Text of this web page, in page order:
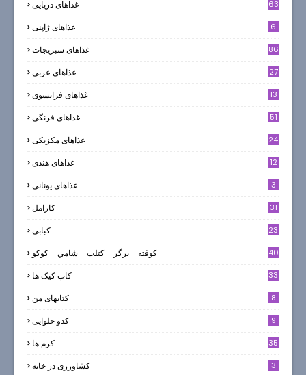
غذاهای دریایی 63
غذاهای ژاپنی 6
غذاهای سبزیجات 86
غذاهای عربی 27
غذاهای فرانسوی 13
غذاهای فرنگی 51
غذاهای مکزیکی 24
غذاهای هندی 12
غذاهای یونانی 3
كارامل 31
كبابي 23
كوفته - برگر - كتلت - شامي - كوكو 40
کاپ کیک ها 33
کتابهای من 8
کدو حلوایی 9
کرم ها 35
کشاورزی در خانه 3